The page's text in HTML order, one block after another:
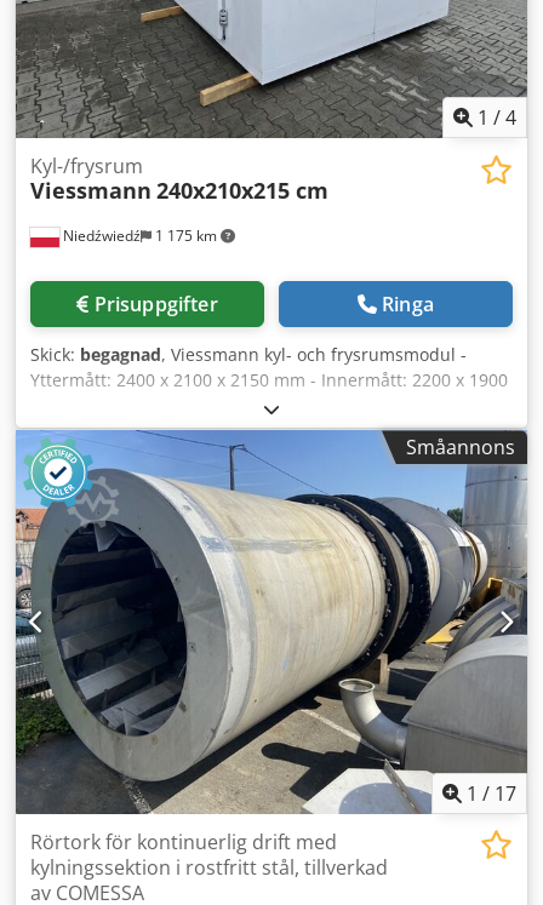
1 /4
Niedźwiedź 1 175 km
Kyl-/frysrum
Viessmann 240x210x215 cm
Prisuppgifter Ringa
Skick: begagnad, Viessmann kyl- och frysrumsmodul -
Yttermått: 2400 x 2100 x 2150 mm - Innermått: 2200 x 1900
x 1950 mm - Paneltjocklek: 100 mm - Dörrmått: 800 x 1800
mm - Golv i rostfritt stål - Aggregat och kylare ingår
Dksdpfjy S An Ijx Agvor - Lagerstatus: 1 styck - Enkelt att
montera kylenhet
Småannons
1 / 17
Rörtork för kontinuerlig drift med
kylningssektion i rostfritt stål, tillverkad
av COMESSA